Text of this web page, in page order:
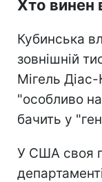
Хто винен
Кубинська
зовнішній
Мігель
"особливо
бачить у
У США своя